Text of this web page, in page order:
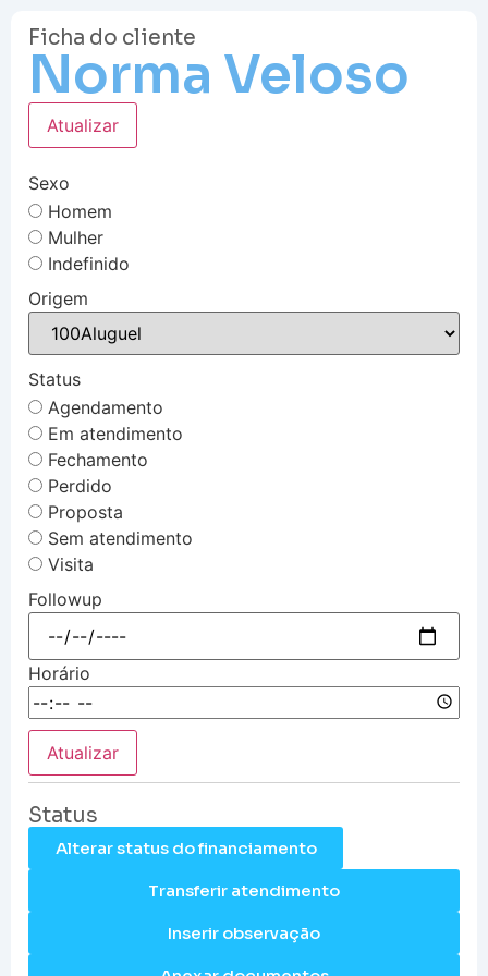
Ficha do cliente
Norma Veloso
Atualizar
Sexo
Homem
Mulher
Indefinido
Origem
Status
Agendamento
Em atendimento
Fechamento
Perdido
Proposta
Sem atendimento
Visita
Followup
Horário
Atualizar
Status
Alterar status do financiamento
Transferir atendimento
Inserir observação